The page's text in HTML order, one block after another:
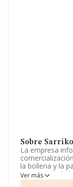
Sobre
La empresa
la bolleria y la
como Sociedad
como
Ver más